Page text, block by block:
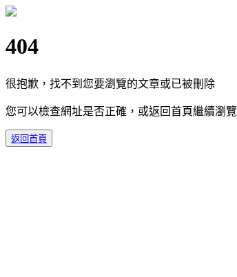
404
很抱歉，找不到您要瀏覽的文章或已被刪除
您可以檢查網址是否正確，或返回首頁繼續瀏覽
返回首頁